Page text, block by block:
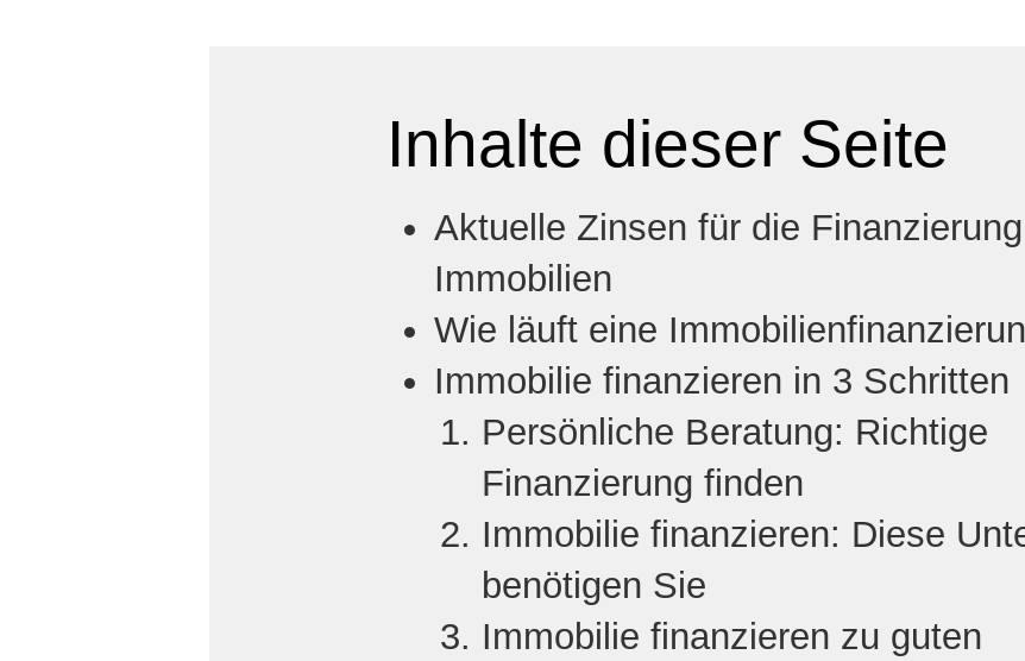
Inhalte dieser Seite
Aktuelle Zinsen für die
Immobilien
Wie läuft eine
Immobilie finanzieren in 3 Schritten
Persönliche Beratung: Richtige
Finanzierung finden
Immobilie finanzieren: Diese
benötigen Sie
Immobilie finanzieren zu guten